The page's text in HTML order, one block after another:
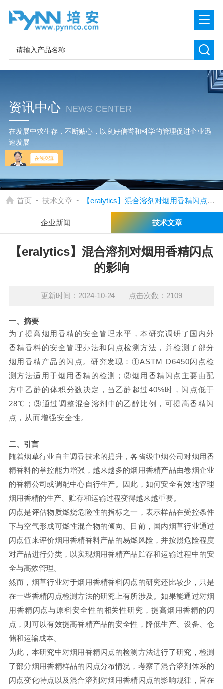
资讯中心 NEWS CENTER
在发展中求生存，不断贴心，以良好信誉和科学的管理促进企业迅
速发展
首页 - 技术文章 - 【eralytics】混合溶剂对烟用香精闪点的影响
企业新闻 技术文章
【eralytics】混合溶剂对烟用香精闪点
的影响
更新时间：2024-10-24 点击次数：2109
一、 摘要
为了提高烟用香精的安全管理水平，本研究调研了国内外
香精香料的安全管理办法和闪点检测方法，并检测了部分
烟用香精产品的闪点。研究发现：①ASTM D6450闪点检
测方法适用于烟用香精的检测；②烟用香精闪点主要由配
方中乙醇的体积分数决定，当乙醇超过40%时，闪点低于
28℃；③通过调整混合溶剂中的乙醇比例，可提高香精闪
点，从而增强安全性。
二、 引言
随着烟草行业自主调香技术的提升，各省级中烟公司对烟用香
精香料的掌控能力增强，越来越多的烟用香精产品由卷烟企业
的香精公司或调配中心自行生产。因此，如何安全有效地管理
烟用香精的生产、贮存和运输过程变得越来越重要。
闪点是评估物质燃烧危险性的指标之一，表示样品在受控条件
下与空气形成可燃性混合物的倾向。目前，国内烟草行业通过
闪点值来评价烟用香精香料产品的易燃风险，并按照危险程度
对产品进行分类，以实现烟用香精产品贮存和运输过程中的安
全与高效管理。
然而，烟草行业对于烟用香精香料闪点的研究还比较少，只是
在一些香精闪点检测方法的研究上有所涉及。如果能通过对烟
用香精闪点与原料安全性的相关性研究，提高烟用香精的闪
点，则可以有效提高香精产品的安全性，降低生产、设备、仓
储和运输成本。
为此，本研究中对烟用香精闪点的检测方法进行了研究，检测
了部分烟用香精样品的闪点分布情况，考察了混合溶剂体系的
闪点变化特点以及混合溶剂对烟用香精闪点的影响规律，旨在